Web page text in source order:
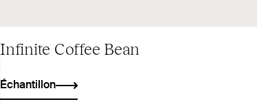
Infinite Coffee Bean
Échantillon